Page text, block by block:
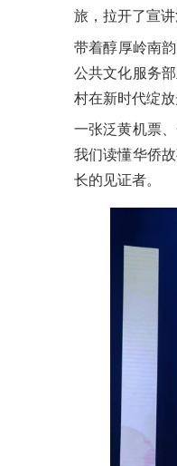
旅，拉开了宣讲
带着醇厚岭南
公共文化服务
村在新时代绽放
一张泛黄机票
我们读懂华侨
长的见证者。